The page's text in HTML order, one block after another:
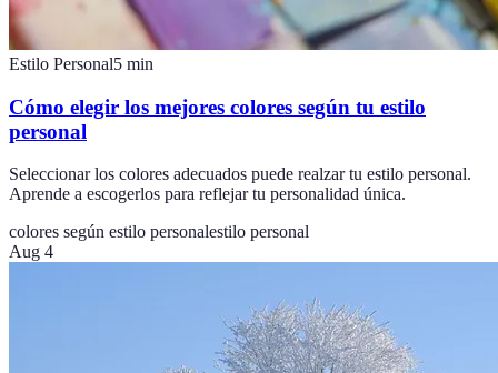
Estilo Personal5 min
Cómo elegir los mejores colores según tu estilo
personal
Seleccionar los colores adecuados puede realzar tu estilo personal.
Aprende a escogerlos para reflejar tu personalidad única.
colores según estilo personalestilo personal
Aug 4